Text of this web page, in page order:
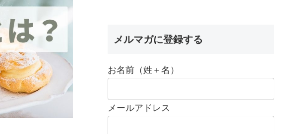
メルマガに登録する
お名前（姓＋名）
メールアドレス